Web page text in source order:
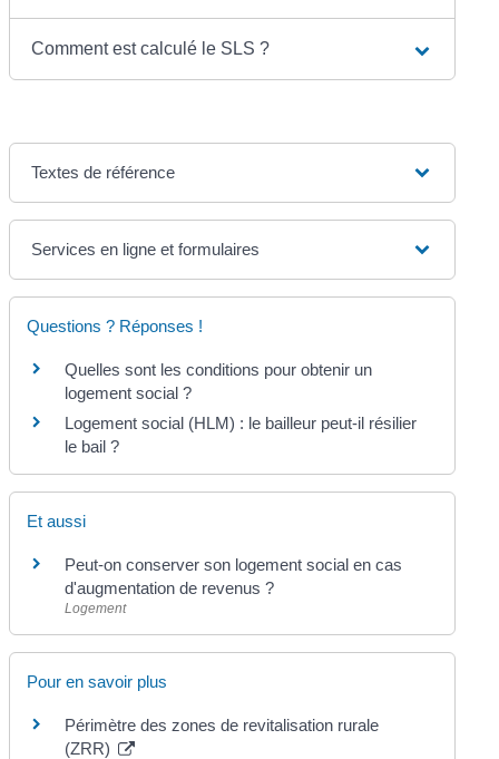
Comment est calculé le SLS ?
Textes de référence
Services en ligne et formulaires
Questions ? Réponses !
Quelles sont les conditions pour obtenir un
logement social ?
Logement social (HLM) : le bailleur peut-il résilier
le bail ?
Et aussi
Peut-on conserver son logement social en cas
d'augmentation de revenus ?
Logement
Pour en savoir plus
Périmètre des zones de revitalisation rurale
(ZRR)